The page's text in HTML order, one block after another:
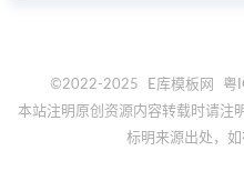
©2022-2025 E库模板网 粤
本站注明原创资源内容转载时请注
标明来源出处，如